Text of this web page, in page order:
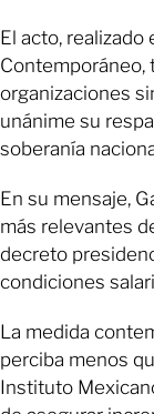
El acto,
Contemporáneo,
organizaciones
unánime su
soberanía
En su mensaje,
más relevantes
decreto
condiciones
La medida
perciba menos
Instituto